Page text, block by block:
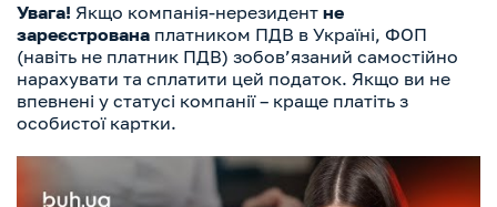
Увага! Якщо компанія-нерезидент не
зареєстрована платником ПДВ в Україні, ФОП
(навіть не платник ПДВ) зобов’язаний самостійно
нарахувати та сплатити цей податок. Якщо ви не
впевнені у статусі компанії – краще платіть з
особистої картки.